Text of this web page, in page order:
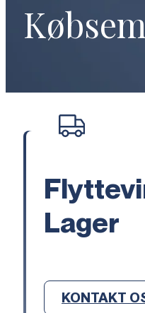
Lager
KONTAKT